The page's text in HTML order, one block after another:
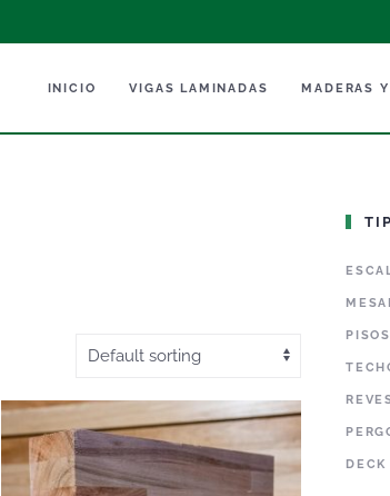
INICIO VIGAS LAMINADAS MADERAS
PISOS
DECK